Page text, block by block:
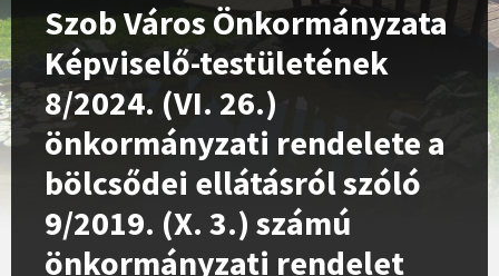
Szob Város Önkormányzata
Képviselő-testületének
8/2024. (VI. 26.)
önkormányzati rendelete a
bölcsődei ellátásról szóló
9/2019. (X. 3.) számú
önkormányzati rendelet